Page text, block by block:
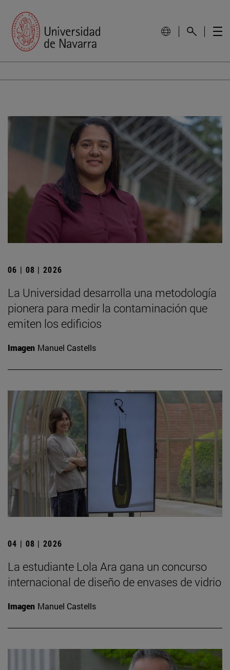
06 | 08 | 2026
La Universidad desarrolla una metodología
pionera para medir la contaminación que
emiten los edificios
Imagen Manuel Castells
04 | 08 | 2026
La estudiante Lola Ara gana un concurso
internacional de diseño de envases de vidrio
Imagen Manuel Castells